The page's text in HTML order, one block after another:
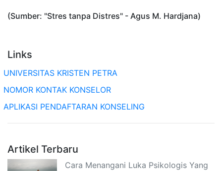
(Sumber: "Stres tanpa Distres" - Agus M. Hardjana)
Links
UNIVERSITAS KRISTEN PETRA
NOMOR KONTAK KONSELOR
APLIKASI PENDAFTARAN KONSELING
Artikel Terbaru
Cara Menangani Luka Psikologis Yang